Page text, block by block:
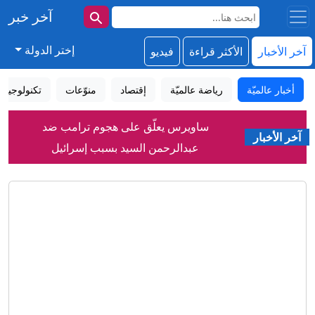
آخر خبر
آخر الأخبار الأكثر قراءة فيديو إختر الدولة
أخبار عالميّة رياضة عالميّة إقتصاد منوّعات تكنولوجيا
آخر الأخبار
ساويرس يعلّق على هجوم ترامب ضد
عبدالرحمن السيد بسبب إسرائيل
مسؤول سعودي لـCNN: المملكة تتوقع